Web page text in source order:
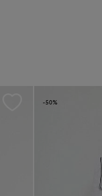
-50%